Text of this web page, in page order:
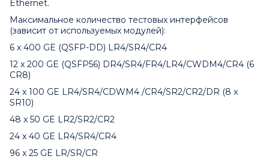
Ethernet.
Максимальное количество тестовых интерфейсов
(зависит от используемых модулей):
6 x 400 GE (QSFP-DD) LR4/SR4/CR4
12 x 200 GE (QSFP56) DR4/SR4/FR4/LR4/CWDM4/CR4 (6
CR8)
24 x 100 GE LR4/SR4/CDWM4 /CR4/SR2/CR2/DR (8 x
SR10)
48 x 50 GE LR2/SR2/CR2
24 x 40 GE LR4/SR4/CR4
96 x 25 GE LR/SR/CR